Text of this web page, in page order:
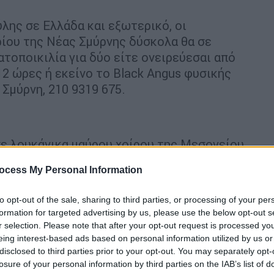
My Personal Information
opt-out of the sale, sharing to third parties, or processing of your
for targeted advertising by us, please use the below opt-out
selection. Please note that after your opt-out request is processed
interest-based ads based on personal information utilized by us
to third parties prior to your opt-out. You may separately
of your personal information by third parties on the IAB’s list of
σε Ελλάδα και εξωτερικό, οι
της Νέας Σμύρνης δύσκολα θα σε
για δύο είτε ονειρεύεσαι από
ώρες ή εκείνο το Black Angus φυσικής
210 9319 675.
λουκάνικα μαύρου χοίρου της Μεσογείου
φυλής της Κατερίνης) και κρέας
και ψήσιμο των ειδικών κομματιών
γνωστό περιστεριώτικο χώρο, των
το κρέας θριαμβεύει. Info: Λεωφ.
5757455